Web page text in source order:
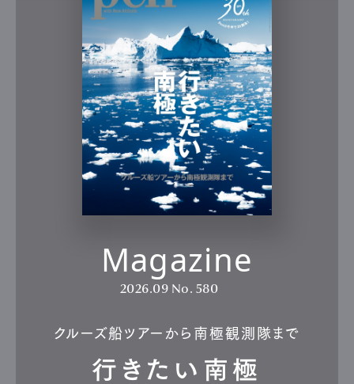
Magazine
2026.09 No. 580
クルーズ船ツアーから南極観測隊まで
行きたい南極